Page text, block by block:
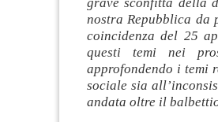
grave sconfitta della
nostra Repubblica da
coincidenza del 25
questi temi nei
approfondendo i temi
sociale sia
andata oltre il